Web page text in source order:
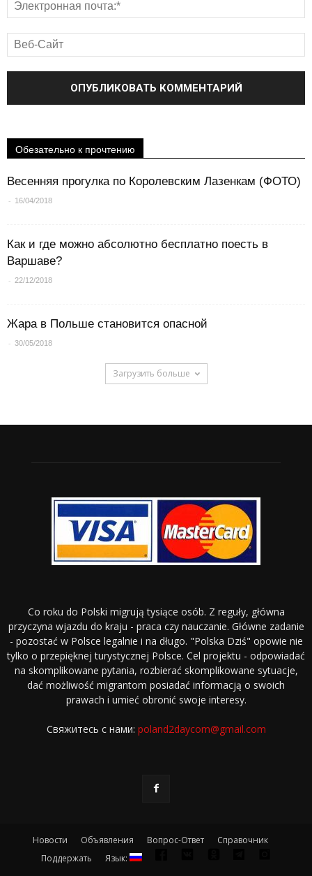
Обезательно к прочтению
Весенняя прогулка по Королевским Лазенкам (ФОТО)
- 16/04/2018
Как и где можно абсолютно бесплатно поесть в
Варшаве?
- 22/12/2018
Жара в Польше становится опасной
- 30/05/2018
Загрузить больше
Co roku do Polski migrują tysiące osób. Z reguły, główna
przyczyna wjazdu do kraju - praca czy nauczanie. Główne zadanie
- pozostać w Polsce legalnie i na długo. "Polska Dziś" opowie nie
tylko o przepięknej turystycznej Polsce. Cel projektu - odpowiadać
na skomplikowane pytania, rozbierać skomplikowane sytuacje,
dać możliwość migrantom posiadać informacją o swoich
prawach i umieć obronić swoje interesy.
Свяжитесь с нами: poland2daycom@gmail.com
Новости Объявления Вопрос-Ответ
Справочник
Поддержать
Язык: